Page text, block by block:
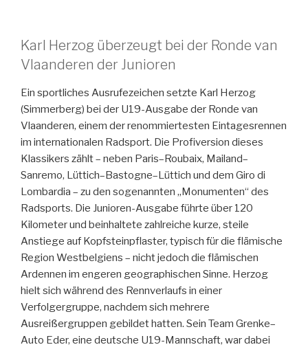
Karl Herzog überzeugt bei der Ronde van
Vlaanderen der Junioren
Ein sportliches Ausrufezeichen setzte Karl Herzog
(Simmerberg) bei der U19-Ausgabe der Ronde van
Vlaanderen, einem der renommiertesten Eintagesrennen
im internationalen Radsport. Die Profiversion dieses
Klassikers zählt – neben Paris–Roubaix, Mailand–
Sanremo, Lüttich–Bastogne–Lüttich und dem Giro di
Lombardia – zu den sogenannten „Monumenten“ des
Radsports. Die Junioren-Ausgabe führte über 120
Kilometer und beinhaltete zahlreiche kurze, steile
Anstiege auf Kopfsteinpflaster, typisch für die flämische
Region Westbelgiens – nicht jedoch die flämischen
Ardennen im engeren geographischen Sinne. Herzog
hielt sich während des Rennverlaufs in einer
Verfolgergruppe, nachdem sich mehrere
Ausreißergruppen gebildet hatten. Sein Team Grenke–
Auto Eder, eine deutsche U19-Mannschaft, war dabei